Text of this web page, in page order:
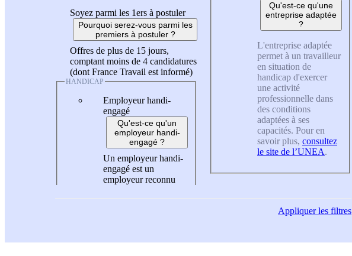
Soyez parmi les 1ers à postuler
Pourquoi serez-vous parmi les
premiers à postuler ?
Offres de plus de 15 jours,
comptant moins de 4 candidatures
(dont France Travail est informé)
HANDICAP
Employeur handi-
engagé
Qu'est-ce qu'un
employeur handi-
engagé ?
Un employeur handi-
engagé est un
employeur reconnu
Qu'est-ce qu'une
entreprise adaptée
?
L'entreprise adaptée
permet à un travailleur
en situation de
handicap d'exercer
une activité
professionnelle dans
des conditions
adaptées à ses
capacités. Pour en
savoir plus, consultez
le site de l’UNEA.
Appliquerles filtres